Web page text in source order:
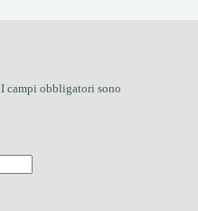
I campi obbligatori sono